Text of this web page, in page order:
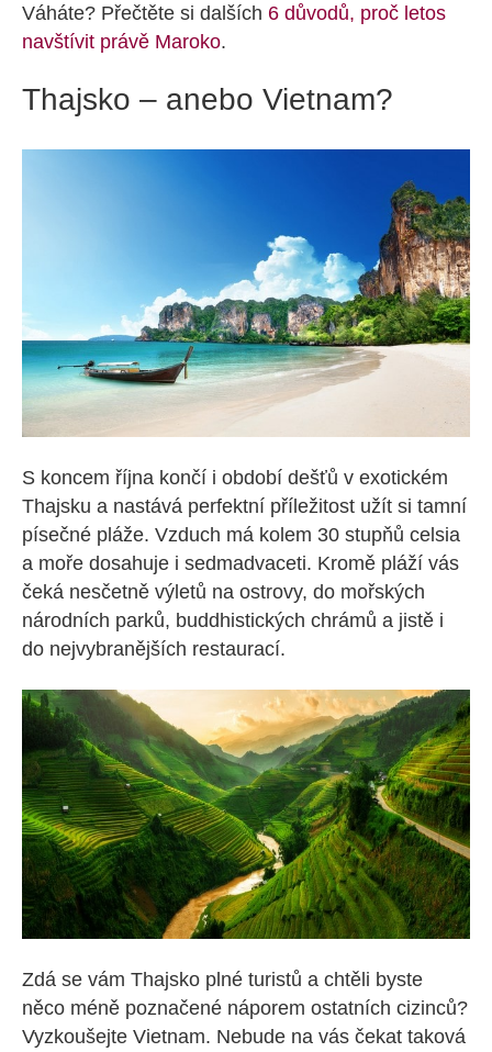
Váháte? Přečtěte si dalších 6 důvodů, proč letos
navštívit právě Maroko.
Thajsko – anebo Vietnam?
S koncem října končí i období dešťů v exotickém
Thajsku a nastává perfektní příležitost užít si tamní
písečné pláže. Vzduch má kolem 30 stupňů celsia
a moře dosahuje i sedmadvaceti. Kromě pláží vás
čeká nesčetně výletů na ostrovy, do mořských
národních parků, buddhistických chrámů a jistě i
do nejvybranějších restaurací.
Zdá se vám Thajsko plné turistů a chtěli byste
něco méně poznačené náporem ostatních cizinců?
Vyzkoušejte Vietnam. Nebude na vás čekat taková